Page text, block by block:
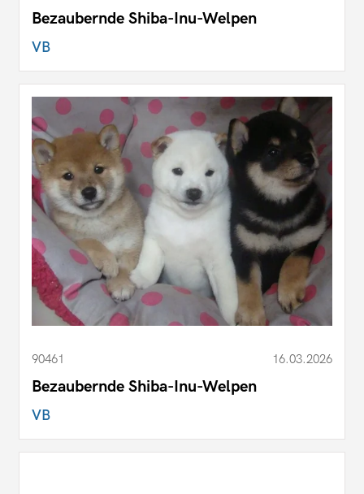
Bezaubernde Shiba-Inu-Welpen
VB
90461 16.03.2026
Bezaubernde Shiba-Inu-Welpen
VB